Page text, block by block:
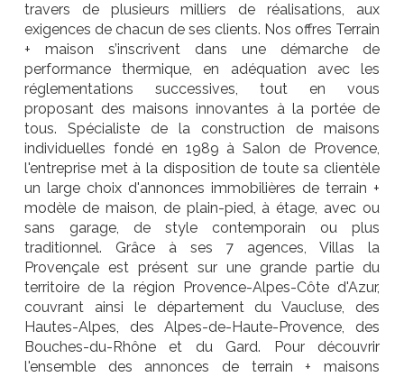
travers de plusieurs milliers de réalisations, aux
exigences de chacun de ses clients. Nos offres Terrain
+ maison s’inscrivent dans une démarche de
performance thermique, en adéquation avec les
réglementations successives, tout en vous
proposant des maisons innovantes à la portée de
tous. Spécialiste de la construction de maisons
individuelles fondé en 1989 à Salon de Provence,
l'entreprise met à la disposition de toute sa clientèle
un large choix d'annonces immobilières de terrain +
modèle de maison, de plain-pied, à étage, avec ou
sans garage, de style contemporain ou plus
traditionnel. Grâce à ses 7 agences, Villas la
Provençale est présent sur une grande partie du
territoire de la région Provence-Alpes-Côte d'Azur,
couvrant ainsi le département du Vaucluse, des
Hautes-Alpes, des Alpes-de-Haute-Provence, des
Bouches-du-Rhône et du Gard. Pour découvrir
l'ensemble des annonces de terrain + maisons